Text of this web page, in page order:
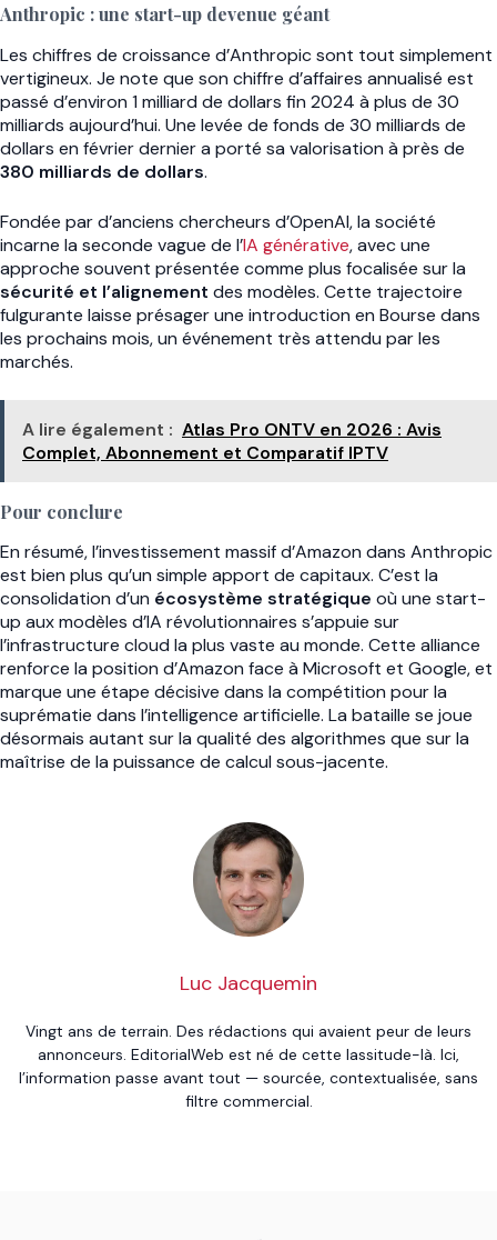
Anthropic : une start-up devenue géant
Les chiffres de croissance d’Anthropic sont tout simplement
vertigineux. Je note que son chiffre d’affaires annualisé est
passé d’environ 1 milliard de dollars fin 2024 à plus de 30
milliards aujourd’hui. Une levée de fonds de 30 milliards de
dollars en février dernier a porté sa valorisation à près de
380 milliards de dollars.
Fondée par d’anciens chercheurs d’OpenAI, la société
incarne la seconde vague de l’IA générative, avec une
approche souvent présentée comme plus focalisée sur la
sécurité et l’alignement des modèles. Cette trajectoire
fulgurante laisse présager une introduction en Bourse dans
les prochains mois, un événement très attendu par les
marchés.
A lire également : Atlas Pro ONTV en 2026 : Avis
Complet, Abonnement et Comparatif IPTV
Pour conclure
En résumé, l’investissement massif d’Amazon dans Anthropic
est bien plus qu’un simple apport de capitaux. C’est la
consolidation d’un écosystème stratégique où une start-
up aux modèles d’IA révolutionnaires s’appuie sur
l’infrastructure cloud la plus vaste au monde. Cette alliance
renforce la position d’Amazon face à Microsoft et Google, et
marque une étape décisive dans la compétition pour la
suprématie dans l’intelligence artificielle. La bataille se joue
désormais autant sur la qualité des algorithmes que sur la
maîtrise de la puissance de calcul sous-jacente.
Luc Jacquemin
Vingt ans de terrain. Des rédactions qui avaient peur de leurs
annonceurs. EditorialWeb est né de cette lassitude-là. Ici,
l’information passe avant tout — sourcée, contextualisée, sans
filtre commercial.